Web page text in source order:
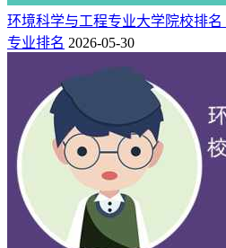
环境科学与工程专业大学院校排名
专业排名 2026-05-30